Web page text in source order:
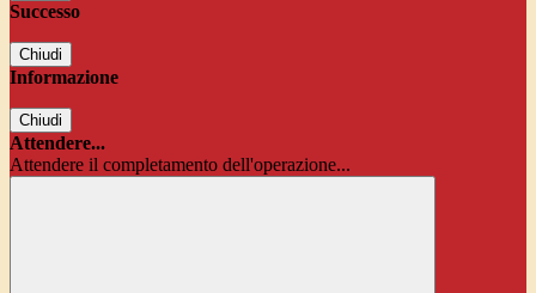
Successo
Chiudi
Informazione
Chiudi
Attendere...
Attendere il completamento dell'operazione...